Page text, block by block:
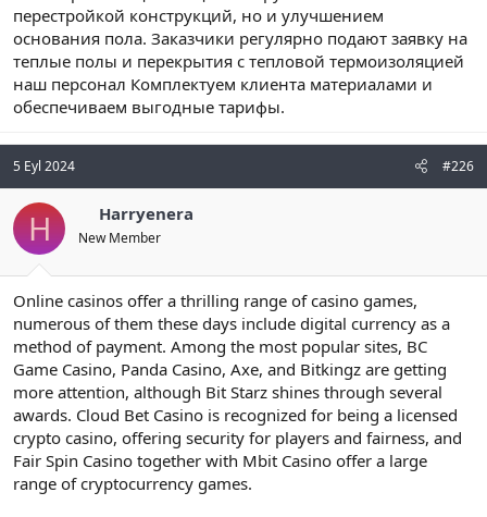
перестройкой конструкций, но и улучшением
основания пола. Заказчики регулярно подают заявку на
теплые полы и перекрытия с тепловой термоизоляцией
наш персонал Комплектуем клиента материалами и
обеспечиваем выгодные тарифы.
5 Eyl 2024 #226
H Harryenera
New Member
Online casinos offer a thrilling range of casino games,
numerous of them these days include digital currency as a
method of payment. Among the most popular sites, BC
Game Casino, Panda Casino, Axe, and Bitkingz are getting
more attention, although Bit Starz shines through several
awards. Cloud Bet Casino is recognized for being a licensed
crypto casino, offering security for players and fairness, and
Fair Spin Casino together with Mbit Casino offer a large
range of cryptocurrency games.